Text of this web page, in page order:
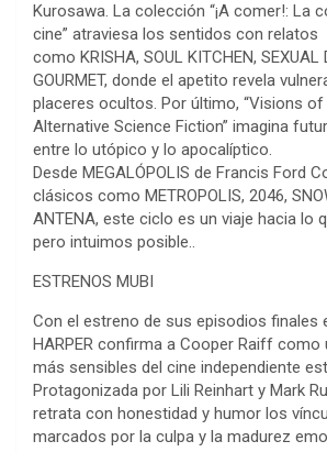
Kurosawa. La colección “¡A comer!: La
cine” atraviesa los sentidos con relatos
como KRISHA, SOUL KITCHEN, SEXUAL
GOURMET, donde el apetito revela
placeres ocultos. Por último, “Visions
Alternative Science Fiction” imagina
entre lo utópico y lo apocalíptico.
Desde MEGALÓPOLIS de Francis Ford
clásicos como METROPOLIS, 2046,
ANTENA, este ciclo es un viaje hacia lo
pero intuimos posible..
ESTRENOS MUBI
Con el estreno de sus episodios finales
HARPER confirma a Cooper Raiff como
más sensibles del cine independiente
Protagonizada por Lili Reinhart y Mark
retrata con honestidad y humor los
marcados por la culpa y la madurez